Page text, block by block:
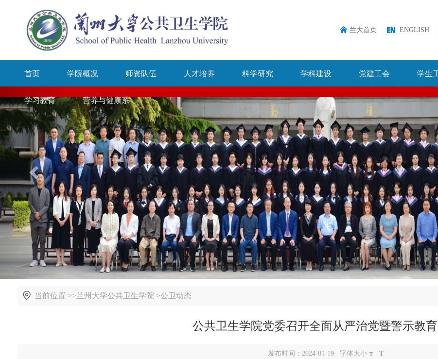
ENGLISH
兰大首页
首页 学院概况 师资队伍 人才培养 科学研究 学科建设 党建工会 学生
学习教育 营养与健康系
当前位置 >>兰州大学公共卫生学院 >公卫动态
公共卫生学院党委召开全面从严治党暨警示教
发布时间：2024-01-19 字体大小 T T